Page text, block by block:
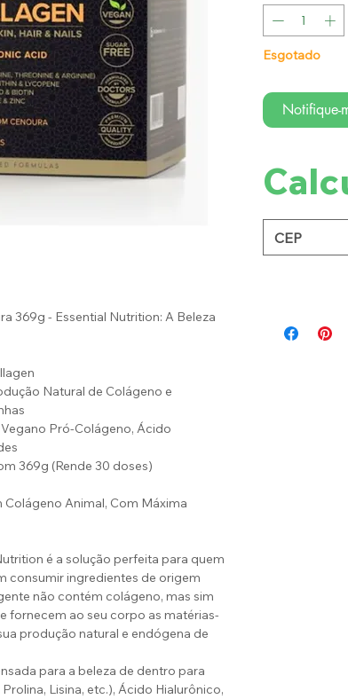
369g - Essential Nutrition: A Beleza
Natural de Colágeno e
Pró-Colágeno, Ácido
369g (Rende 30 doses)
Colágeno Animal, Com Máxima
é a solução perfeita para quem
consumir ingredientes de origem
não contém colágeno, mas sim
fornecem ao seu corpo as matérias-
produção natural e endógena de
para a beleza de dentro para
Lisina, etc.), Ácido Hialurônico,
Esgotado
Notifique-